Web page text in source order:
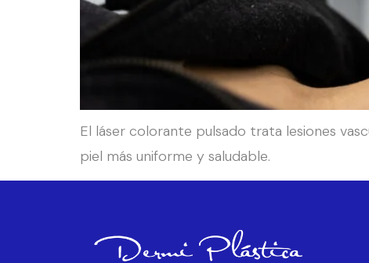
El láser colorante pulsado trata lesiones
piel más uniforme y saludable.